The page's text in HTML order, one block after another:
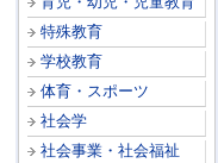
特殊教育
学校教育
体育・スポーツ
社会学
社会事業・社会福祉